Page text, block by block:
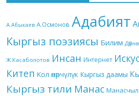
А.Абыкаев А.Осмонов Адабият
Кыргыз поэзиясы Билим
Ж.Касаболотов Инсан Интернет
Китеп Кол өнөрчүлүк Кыргыз даамы
Кыргыз тили Манас